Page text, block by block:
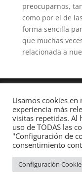
preocuparnos,
como por el de
forma sencilla
que muchas
relacionada a
Diseñado por
Usamos cookies
experiencia más
visitas repetidas. Al
uso de TODAS las
"Configuración de
consentimiento
Configuración